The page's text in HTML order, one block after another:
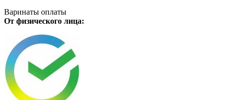
Варинаты оплаты
От физического лица: